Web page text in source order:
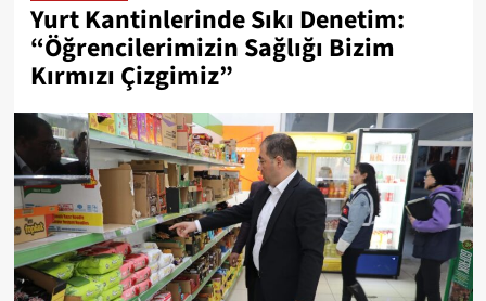
Yurt Kantinlerinde Sıkı Denetim:
“Öğrencilerimizin Sağlığı Bizim
Kırmızı Çizgimiz”